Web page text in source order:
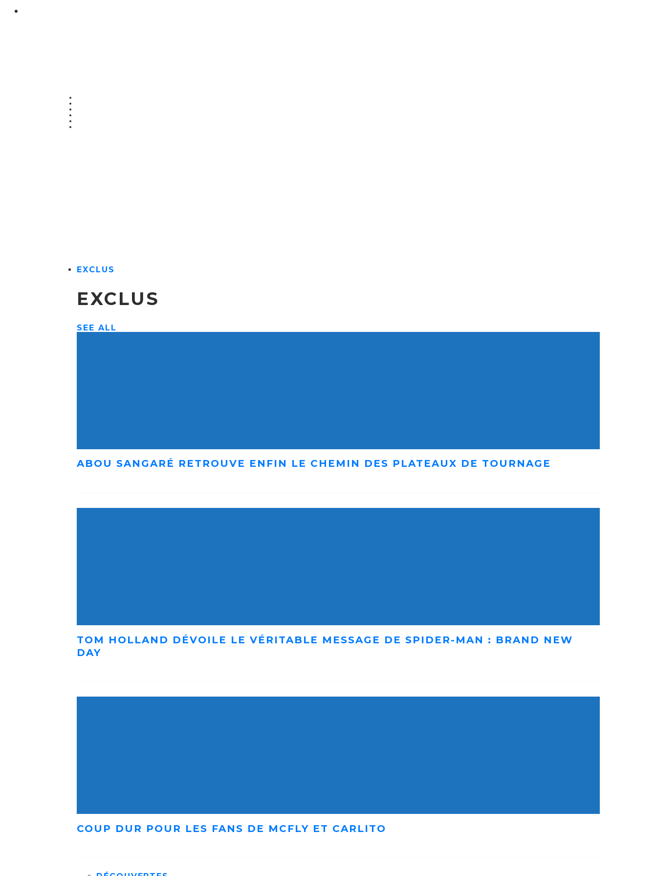
EXCLUS
EXCLUS
SEE ALL
ABOU SANGARÉ RETROUVE ENFIN LE CHEMIN DES PLATEAUX DE TOURNAGE
TOM HOLLAND DÉVOILE LE VÉRITABLE MESSAGE DE SPIDER-MAN : BRAND NEW
DAY
COUP DUR POUR LES FANS DE MCFLY ET CARLITO